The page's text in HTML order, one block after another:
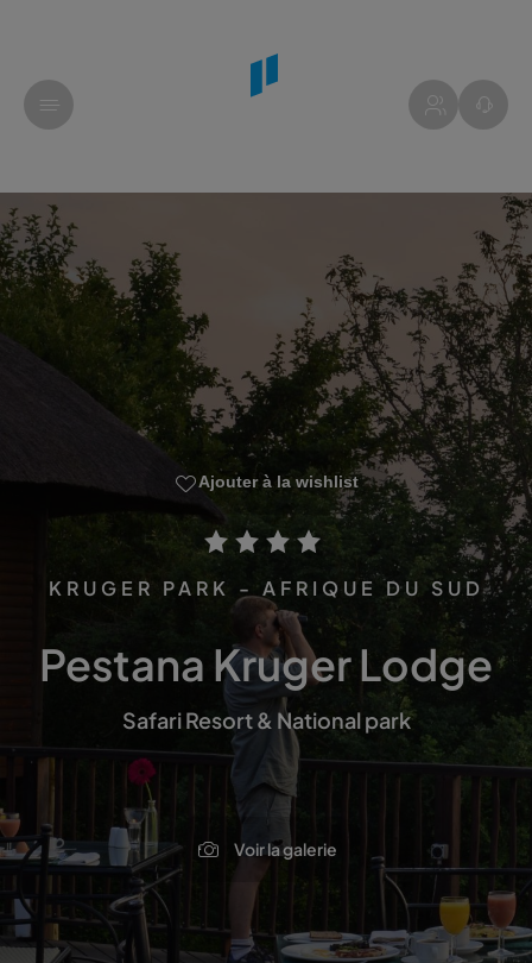
Ajouter à la wishlist
KRUGER PARK - AFRIQUE DU SUD
Pestana Kruger Lodge
Safari Resort & National park
Voir la galerie